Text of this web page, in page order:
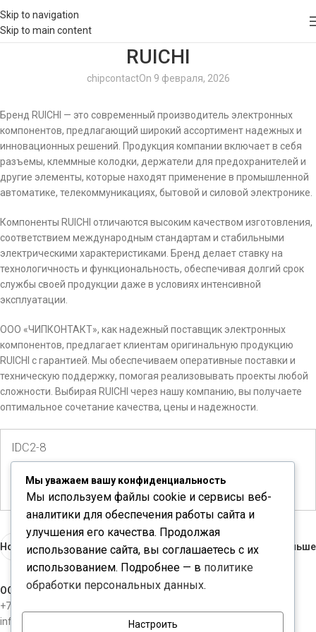
Skip to navigation
Skip to main content
RUICHI
chipcontactOn 9 февраля, 2026
Бренд RUICHI — это современный производитель электронных
компонентов, предлагающий широкий ассортимент надежных и
инновационных решений. Продукция компании включает в себя
разъемы, клеммные колодки, держатели для предохранителей и
другие элементы, которые находят применение в промышленной
автоматике, телекоммуникациях, бытовой и силовой электронике.
Компоненты RUICHI отличаются высоким качеством изготовления,
соответствием международным стандартам и стабильными
электрическими характеристиками. Бренд делает ставку на
технологичность и функциональность, обеспечивая долгий срок
службы своей продукции даже в условиях интенсивной
эксплуатации.
ООО «ЧИПКОНТАКТ», как надежный поставщик электронных
компонентов, предлагает клиентам оригинальную продукцию
RUICHI с гарантией. Мы обеспечиваем оперативные поставки и
техническую поддержку, помогая реализовывать проекты любой
сложности. Выбирая RUICHI через нашу компанию, вы получаете
оптимальное сочетание качества, цены и надежности.
IDC2-8
Количество доступно:5
Новые Раньше
ООО "ЧИПКОНТАКТ"
+7-812-3098534
info@chipcontact.ru
Мы уважаем вашу конфиденциальность
Мы используем файлы cookie и сервисы веб-
аналитики для обеспечения работы сайта и
улучшения его качества. Продолжая
использование сайта, вы соглашаетесь с их
использованием. Подробнее — в политике
обработки персональных данных.
Настроить